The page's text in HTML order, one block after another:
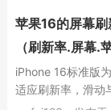
苹果16的屏幕
（刷新率.屏幕.
iPhone 16标准版
适应刷新率，滑动
手机，并...